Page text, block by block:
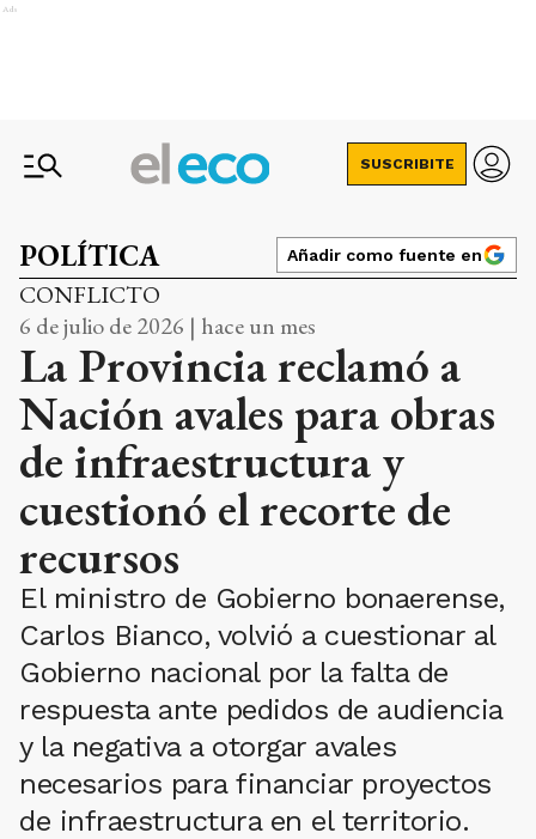
Ads
SUSCRIBITE
POLÍTICA Añadir como fuente en
CONFLICTO
6 de julio de 2026 | hace un mes
La Provincia reclamó a
Nación avales para obras
de infraestructura y
cuestionó el recorte de
recursos
El ministro de Gobierno bonaerense,
Carlos Bianco, volvió a cuestionar al
Gobierno nacional por la falta de
respuesta ante pedidos de audiencia
y la negativa a otorgar avales
necesarios para financiar proyectos
de infraestructura en el territorio.